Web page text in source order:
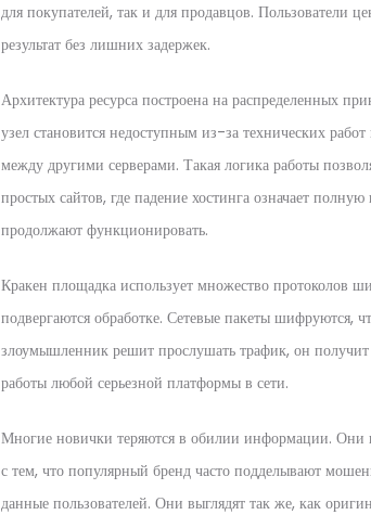
для покупателей, так и для продавцов. Пользователи
результат без лишних задержек.
Архитектура ресурса построена на распределенных
узел становится недоступным из-за технических
между другими серверами. Такая логика работы
простых сайтов, где падение хостинга означает
продолжают функционировать.
Кракен площадка использует множество протоколов
подвергаются обработке. Сетевые пакеты шифруются,
злоумышленник решит прослушать трафик, он
работы любой серьезной платформы в сети.
Многие новички теряются в обилии информации. Они
с тем, что популярный бренд часто подделывают
данные пользователей. Они выглядят так же, как